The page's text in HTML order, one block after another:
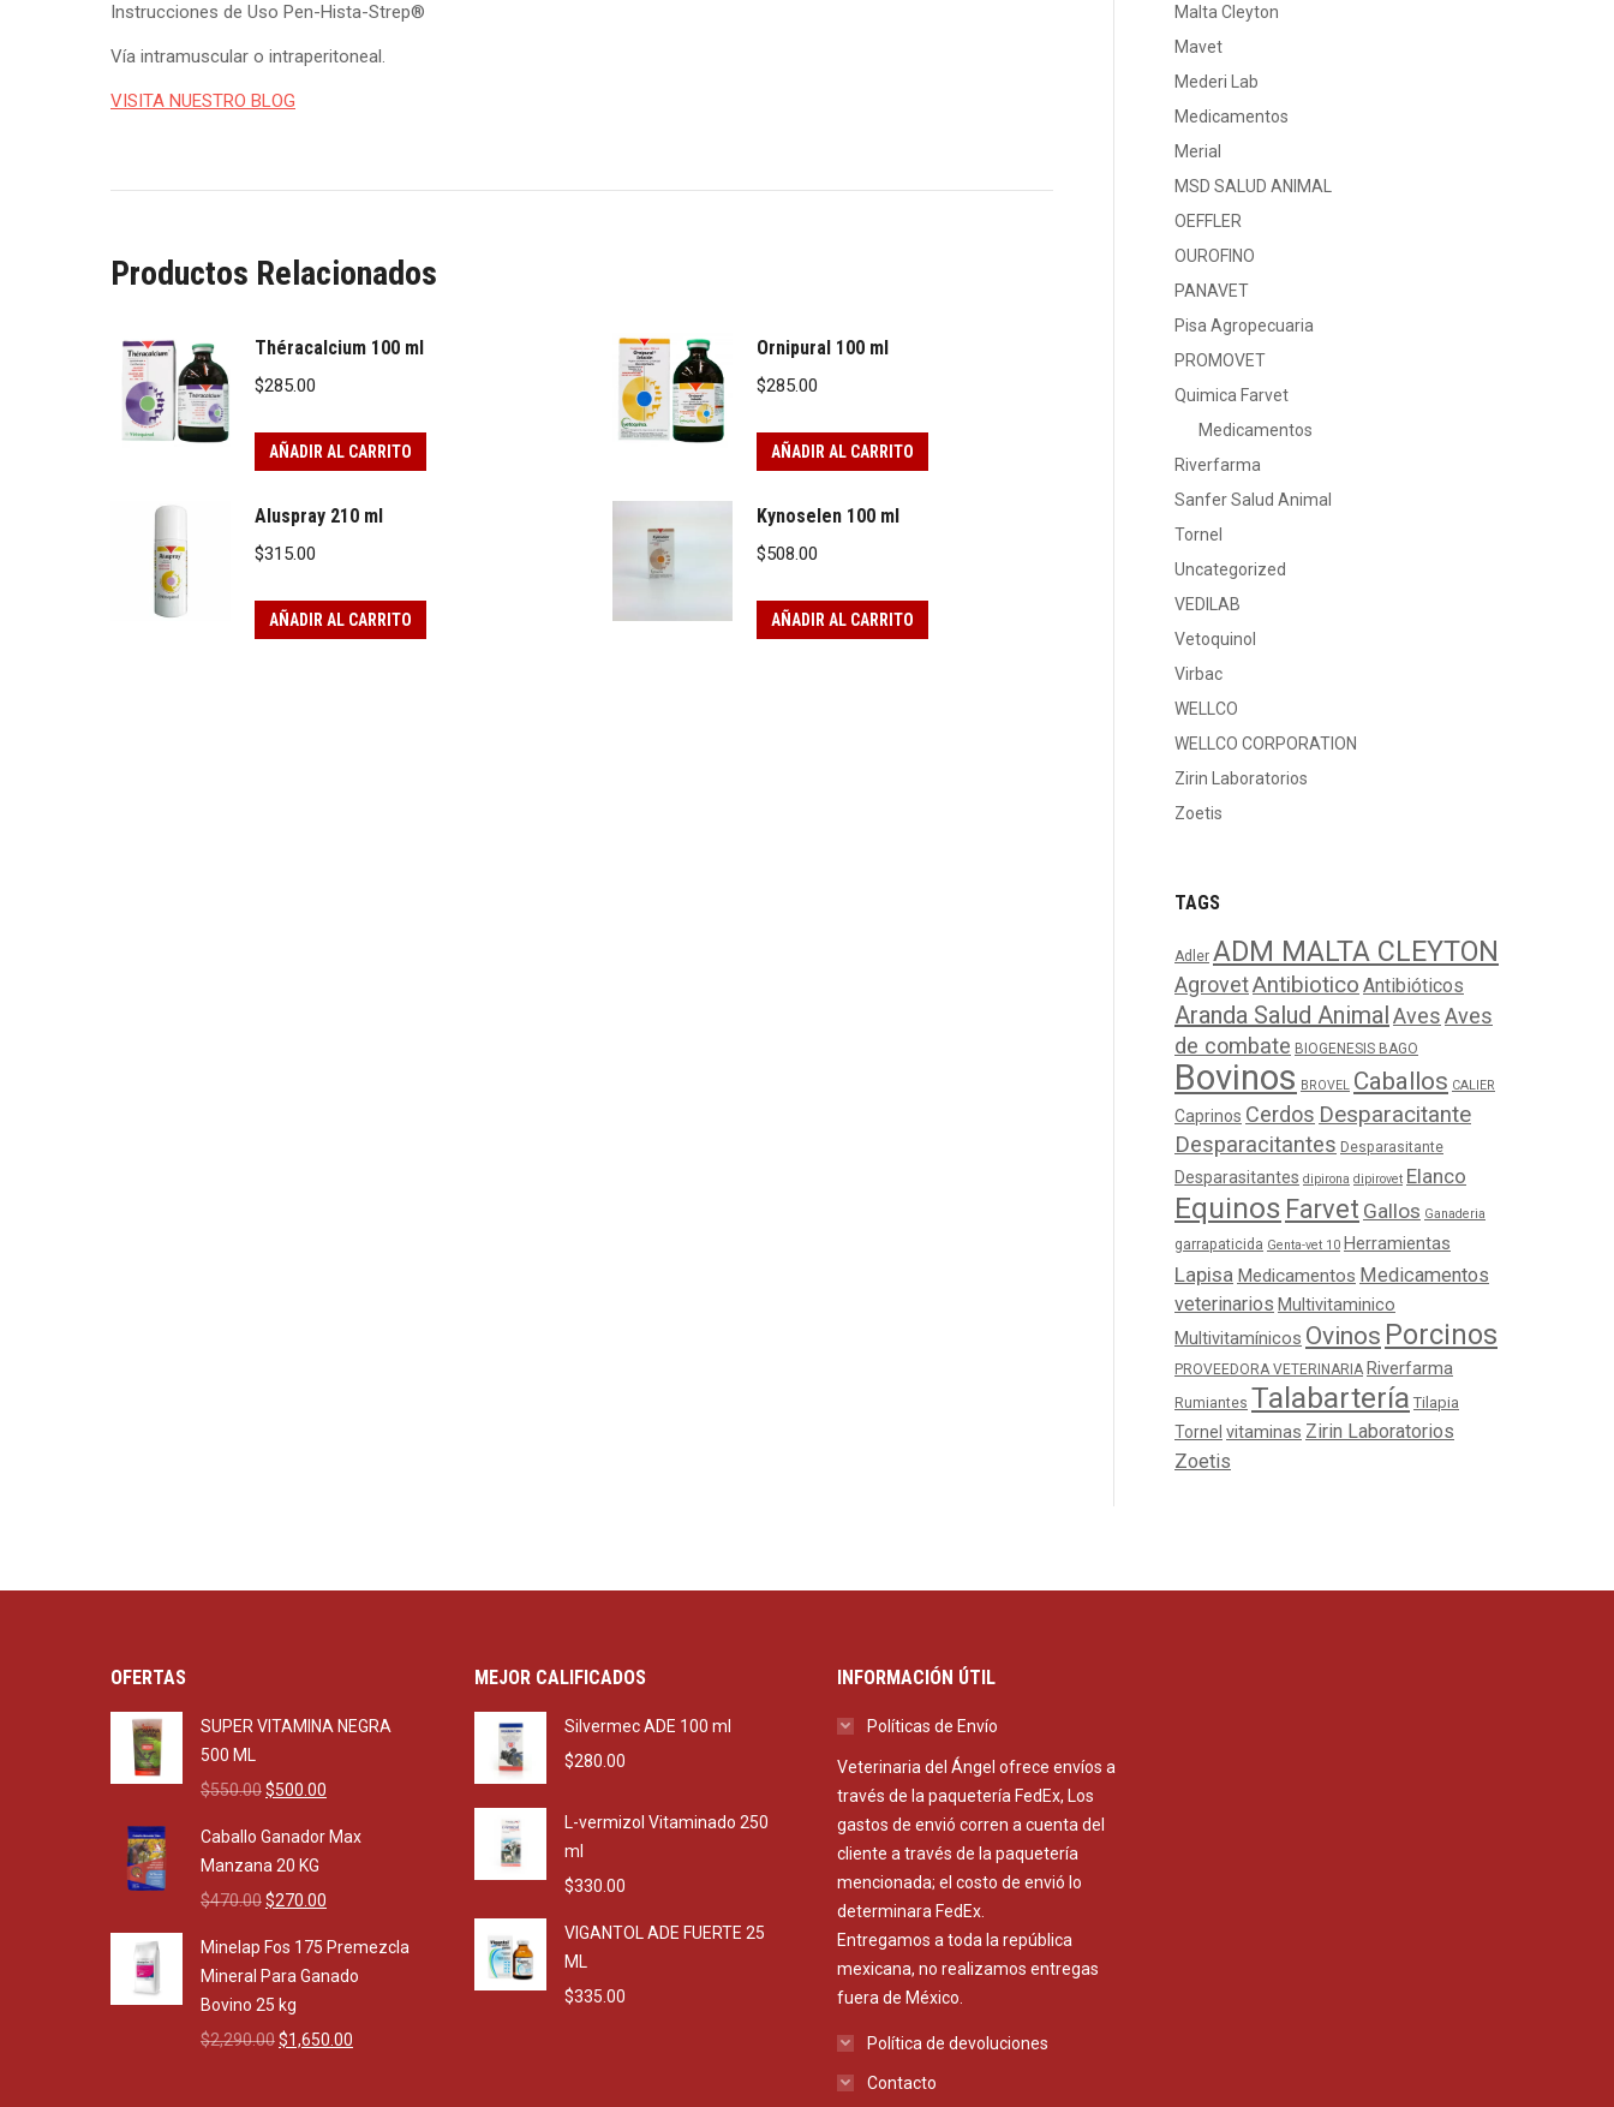
Instrucciones de Uso Pen-Hista-Strep®
Vía intramuscular o intraperitoneal.
VISITA NUESTRO BLOG
Productos Relacionados
Théracalcium 100 ml
$285.00
AÑADIR AL CARRITO
Ornipural 100 ml
$285.00
AÑADIR AL CARRITO
Aluspray 210 ml
$315.00
AÑADIR AL CARRITO
Kynoselen 100 ml
$508.00
AÑADIR AL CARRITO
Malta Cleyton
Mavet
Mederi Lab
Medicamentos
Merial
MSD SALUD ANIMAL
OEFFLER
OUROFINO
PANAVET
Pisa Agropecuaria
PROMOVET
Quimica Farvet
Medicamentos
Riverfarma
Sanfer Salud Animal
Tornel
Uncategorized
VEDILAB
Vetoquinol
Virbac
WELLCO
WELLCO CORPORATION
Zirin Laboratorios
Zoetis
TAGS
Adler ADM MALTA CLEYTON
AgrovetAntibiotico Antibióticos
Aranda Salud AnimalAvesAves
de combate BIOGENESIS BAGO
Bovinos BROVEL Caballos CALIER
Caprinos Cerdos Desparacitante
Desparacitantes Desparasitante
Desparasitantes dipirona dipirovet Elanco
Equinos Farvet Gallos Ganaderia
garrapaticida Genta-vet 10 Herramientas
Lapisa Medicamentos Medicamentos
veterinarios Multivitaminico
Multivitamínicos Ovinos Porcinos
PROVEEDORA VETERINARIA Riverfarma
Rumiantes Talabartería Tilapia
Tornel vitaminas Zirin Laboratorios
Zoetis
OFERTAS
SUPER VITAMINA NEGRA
500 ML
$550.00Original
was:
$550.00.
$500.00
is:
Caballo Ganador Max
Manzana 20 KG
$470.00Original
was:
$470.00.
$270.00
is:
$270.00.
Minelap Fos 175 Premezcla
Mineral Para Ganado
Bovino 25 kg
$2,290.00Original
$1,650.00
MEJOR CALIFICADOS
Silvermec ADE 100 ml
$280.00
L-vermizol Vitaminado 250
ml
$330.00
VIGANTOL ADE FUERTE 25
ML
$335.00
INFORMACIÓN ÚTIL
Políticas de Envío
Veterinaria del Ángel ofrece envíos a
través de la paquetería FedEx, Los
gastos de envió corren a cuenta del
cliente a través de la paquetería
mencionada; el costo de envió lo
determinara FedEx.
Entregamos a toda la república
mexicana, no realizamos entregas
fuera de México.
Política de devoluciones
Contacto